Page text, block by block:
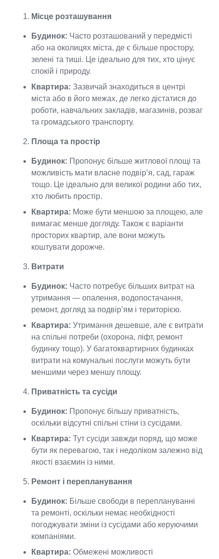
Місце розташування
Будинок: Часто розташований у передмісті
або на околицях міста, де є більше простору,
зелені та тиші. Це ідеально для тих, хто цінує
спокій і природу.
Квартира: Зазвичай знаходиться в центрі
міста або в його межах, де легко дістатися до
роботи, навчальних закладів, магазинів, розваг
та громадського транспорту.
Площа та простір
Будинок: Пропонує більше житлової площі та
можливість мати власне подвір’я, сад, гараж
тощо. Це ідеально для великої родини або тих,
хто любить простір.
Квартира: Може бути меншою за площею, але
вимагає менше догляду. Також є варіанти
просторих квартир, але вони можуть
коштувати дорожче.
Витрати
Будинок: Часто потребує більших витрат на
утримання — опалення, водопостачання,
ремонт, догляд за подвір’ям і територією.
Квартира: Утримання дешевше, але є витрати
на спільні потреби (охорона, ліфт, ремонт
будинку тощо). У багатоквартирних будинках
витрати на комунальні послуги можуть бути
меншими через меншу площу.
Приватність та сусіди
Будинок: Пропонує більшу приватність,
оскільки відсутні спільні стіни із сусідами.
Квартира: Тут сусіди завжди поряд, що може
бути як перевагою, так і недоліком залежно від
якості взаємин із ними.
Ремонт і перепланування
Будинок: Більше свободи в переплануванні
та ремонті, оскільки немає необхідності
погоджувати зміни із сусідами або керуючими
компаніями.
Квартира: Обмежені можливості